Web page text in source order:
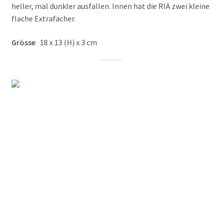
heller, mal dunkler ausfallen. Innen hat die RIA zwei kleine
flache Extrafächer.
Grösse18 x 13 (H) x 3 cm